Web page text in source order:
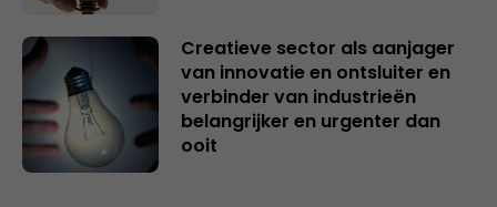
Creatieve sector als aanjager
van innovatie en ontsluiter en
verbinder van industrieën
belangrijker en urgenter dan
ooit